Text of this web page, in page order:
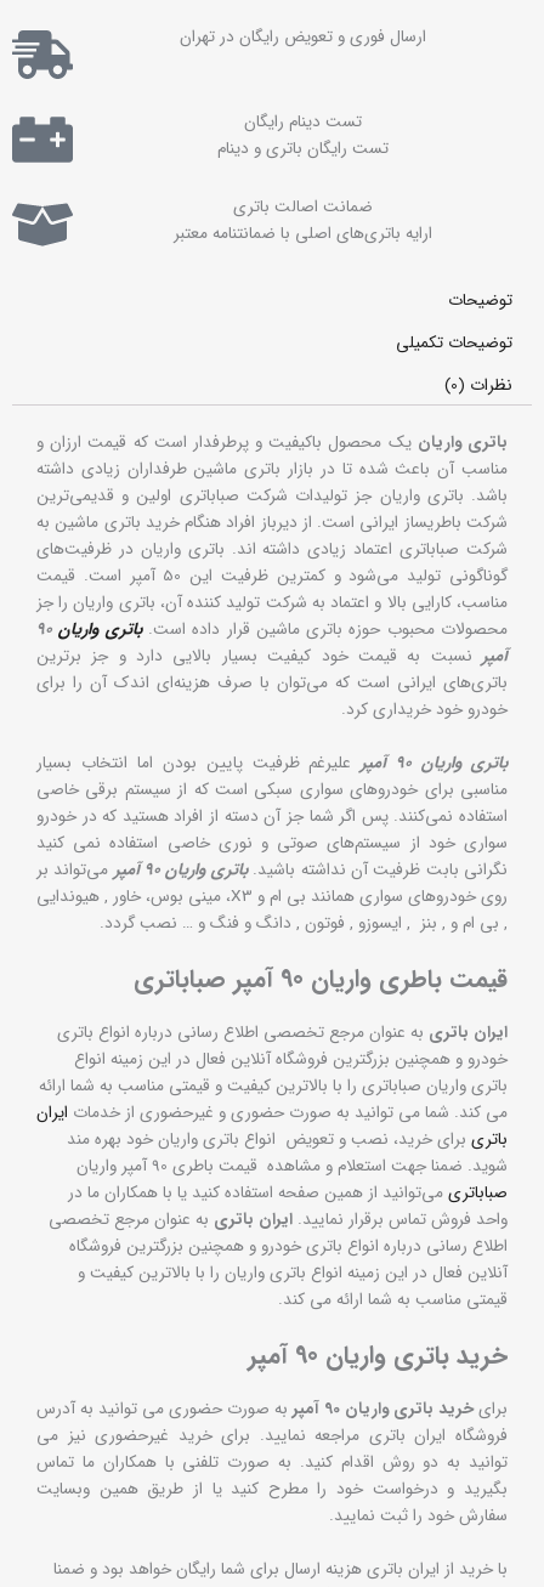
ارسال فوری و تعویض رایگان در تهران
تست دینام رایگان
تست رایگان باتری و دینام
ضمانت اصالت باتری
ارايه باتری‌های اصلی با ضمانتنامه معتبر
توضیحات
توضیحات تکمیلی
نظرات (0)
باتری واریان یک محصول باکیفیت و پرطرفدار است که قیمت ارزان و
مناسب آن باعث شده تا در بازار باتری ماشین طرفداران زیادی داشته
باشد. باتری واریان جز تولیدات شرکت صباباتری اولین و قدیمی‌ترین
شرکت باطریساز ایرانی است. از دیرباز افراد هنگام خرید باتری ماشین به
شرکت صباباتری اعتماد زیادی داشته اند. باتری واریان در ظرفیت‌های
گوناگونی تولید می‌شود و کمترین ظرفیت این 50 آمپر است. قیمت
مناسب، کارایی بالا و اعتماد به شرکت تولید کننده آن، باتری واریان را جز
محصولات محبوب حوزه باتری ماشین قرار داده است.باتری واریان 90
آمپرنسبت به قیمت خود کیفیت بسیار بالایی دارد و جز برترین
باتری‌های ایرانی است که می‌توان با صرف هزینه‎‎‌ای اندک آن را برای
خودرو خود خریداری کرد.
باتری واریان 90 آمپر
علیرغم ظرفیت پایین بودن اما انتخاب بسیار
مناسبی برای خودروهای سواری سبکی است که از سیستم برقی خاصی
استفاده نمی‌کنند. پس اگر شما جز آن دسته از افراد هستید که در خودرو
سواری خود از سیستم‌های صوتی و نوری خاصی استفاده نمی کنید
نگرانی بابت ظرفیت آن نداشته باشید.باتری واریان 90 آمپر
می‌تواند بر
روی خودروهای سواری همانند بی ام و X3، مینی بوس، خاور , هیوندایی
, بی ام و , بنز , ایسوزو , فوتون , دانگ و فنگ و … نصب گردد.
قیمت باطری واریان 90 آمپر صباباتری
ایران باتری به عنوان مرجع تخصصی اطلاع رسانی درباره انواع باتری
خودرو و همچنین بزرگترین فروشگاه آنلاین فعال در این زمینه انواع
باتری واریان صباباتری را با بالاترین کیفیت و قیمتی مناسب به شما ارائه
می کند. شما می توانید به صورت حضوری و غیرحضوری از خدمات ایران
باتری برای خرید، نصب و تعویض انواع باتری واریان خود بهره مند
شوید. ضمنا جهت استعلام و مشاهده قیمت باطری 90 آمپر واریان
صباباتریمی‌توانید از همین صفحه استفاده کنید یا با همکاران ما در
واحد فروش تماس برقرار نمایید. ایران باتری به عنوان مرجع تخصصی
اطلاع رسانی درباره انواع باتری خودرو و همچنین بزرگترین فروشگاه
آنلاین فعال در این زمینه انواع باتری واریان را با بالاترین کیفیت و
قیمتی مناسب به شما ارائه می کند.
خرید باتری واریان 90 آمپر
برایخرید باتری واریان 90 آمپر
به صورت حضوری می توانید به آدرس
فروشگاه ایران باتری مراجعه نمایید. برای خرید غیرحضوری نیز می
توانید به دو روش اقدام کنید. به صورت تلفنی با همکاران ما تماس
بگیرید و درخواست خود را مطرح کنید یا از طریق همین وبسایت
سفارش خود را ثبت نمایید.
با خرید از ایران باتری هزینه ارسال برای شما رایگان خواهد بود و ضمنا